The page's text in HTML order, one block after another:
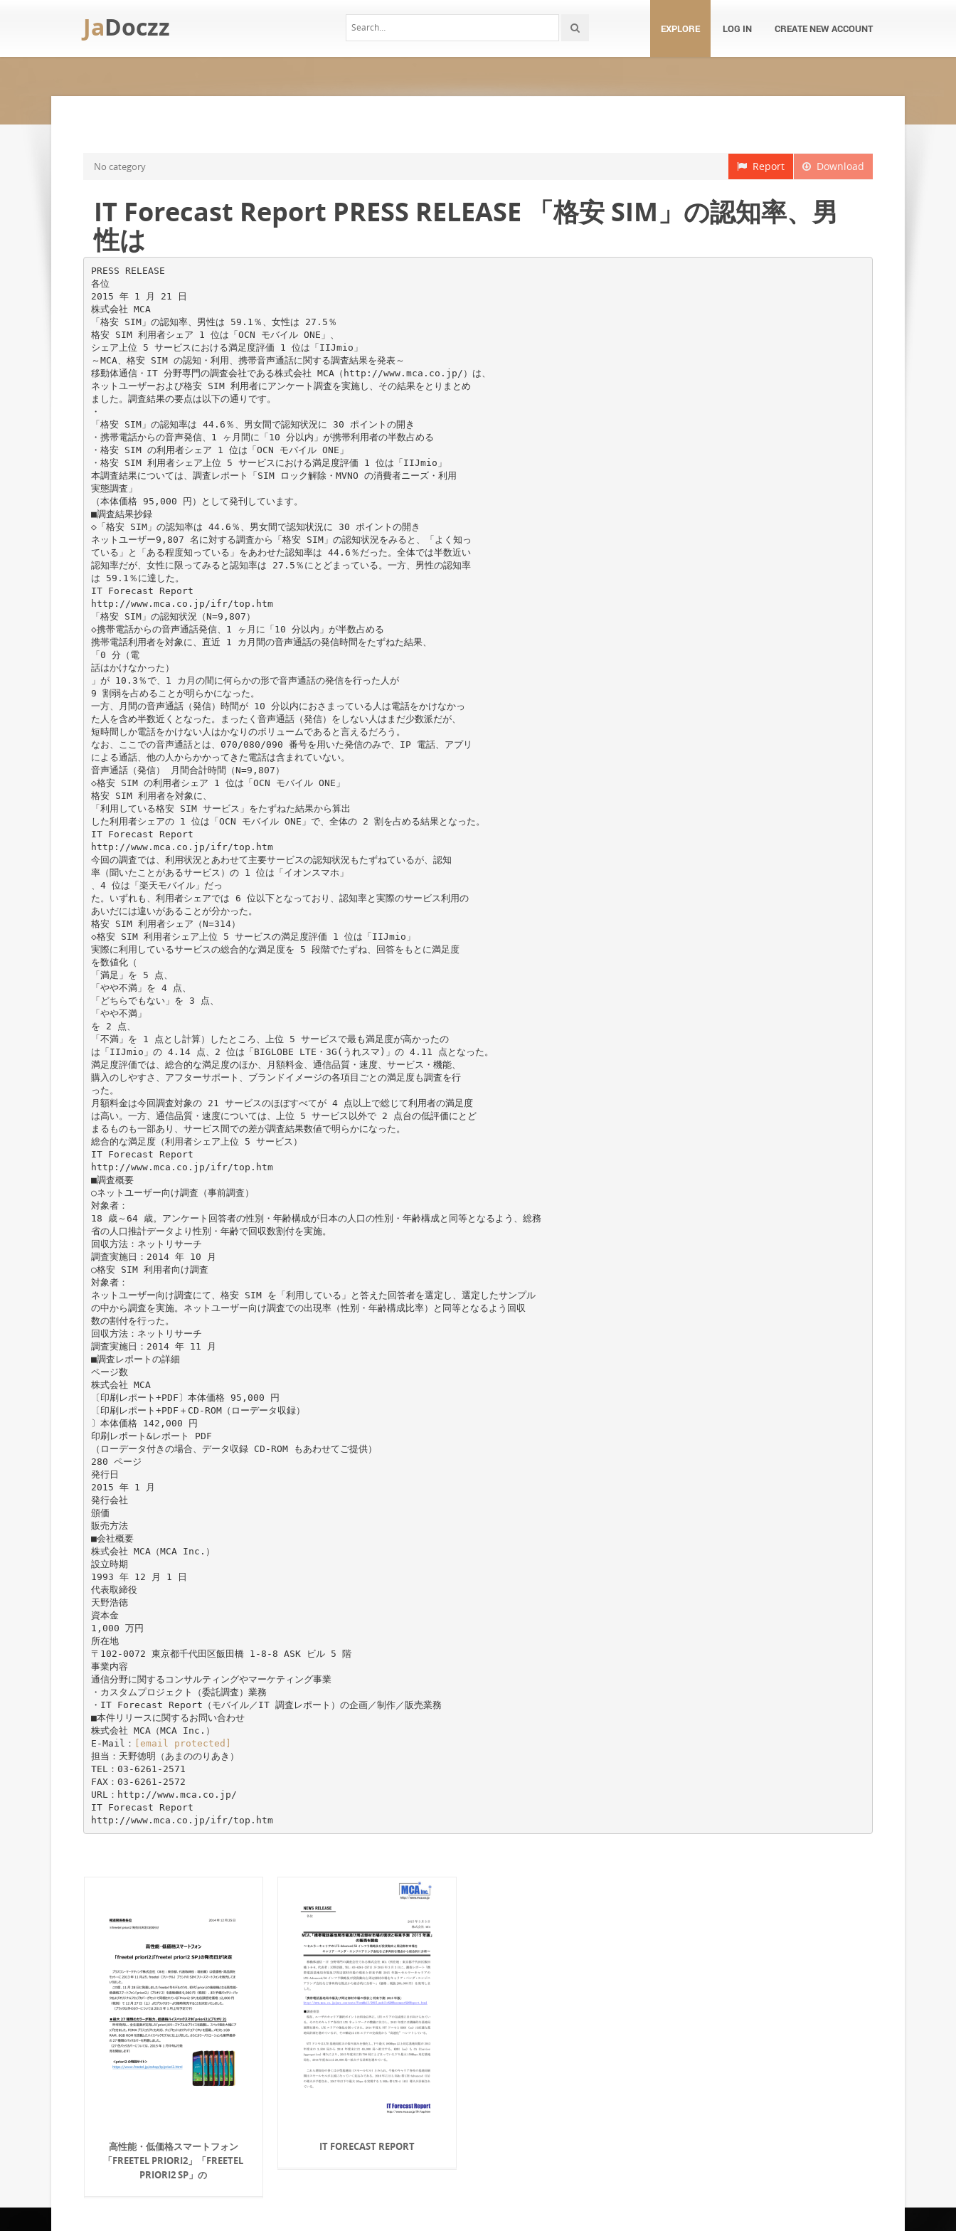
JaDoczz EXPLORE LOG IN CREATE NEW ACCOUNT
Download
Report
No category
IT Forecast Report PRESS RELEASE 「格安 SIM」の認知率、男
性は
PRESS RELEASE
各位
2015 年 1 月 21 日
株式会社 MCA
「格安 SIM」の認知率、男性は 59.1％、女性は 27.5％
格安 SIM 利用者シェア 1 位は「OCN モバイル ONE」、
シェア上位 5 サービスにおける満足度評価 1 位は「IIJmio」
～MCA、格安 SIM の認知・利用、携帯音声通話に関する調査結果を発表～
移動体通信・IT 分野専門の調査会社である株式会社 MCA（http://www.mca.co.jp/）は、
ネットユーザーおよび格安 SIM 利用者にアンケート調査を実施し、その結果をとりまとめ
ました。調査結果の要点は以下の通りです。
・
「格安 SIM」の認知率は 44.6％、男女間で認知状況に 30 ポイントの開き
・携帯電話からの音声発信、1 ヶ月間に「10 分以内」が携帯利用者の半数占める
・格安 SIM の利用者シェア 1 位は「OCN モバイル ONE」
・格安 SIM 利用者シェア上位 5 サービスにおける満足度評価 1 位は「IIJmio」
本調査結果については、調査レポート「SIM ロック解除・MVNO の消費者ニーズ・利用
実態調査」
（本体価格 95,000 円）として発刊しています。
■調査結果抄録
◇「格安 SIM」の認知率は 44.6％、男女間で認知状況に 30 ポイントの開き
ネットユーザー9,807 名に対する調査から「格安 SIM」の認知状況をみると、「よく知っ
ている」と「ある程度知っている」をあわせた認知率は 44.6％だった。全体では半数近い
認知率だが、女性に限ってみると認知率は 27.5％にとどまっている。一方、男性の認知率
は 59.1％に達した。
IT Forecast Report
http://www.mca.co.jp/ifr/top.htm
「格安 SIM」の認知状況（N=9,807）
◇携帯電話からの音声通話発信、1 ヶ月に「10 分以内」が半数占める
携帯電話利用者を対象に、直近 1 カ月間の音声通話の発信時間をたずねた結果、
「0 分（電
話はかけなかった）
」が 10.3％で、1 カ月の間に何らかの形で音声通話の発信を行った人が
9 割弱を占めることが明らかになった。
一方、月間の音声通話（発信）時間が 10 分以内におさまっている人は電話をかけなかっ
た人を含め半数近くとなった。まったく音声通話（発信）をしない人はまだ少数派だが、
短時間しか電話をかけない人はかなりのボリュームであると言えるだろう。
なお、ここでの音声通話とは、070/080/090 番号を用いた発信のみで、IP 電話、アプリ
による通話、他の人からかかってきた電話は含まれていない。
音声通話（発信） 月間合計時間（N=9,807）
◇格安 SIM の利用者シェア 1 位は「OCN モバイル ONE」
格安 SIM 利用者を対象に、
「利用している格安 SIM サービス」をたずねた結果から算出
した利用者シェアの 1 位は「OCN モバイル ONE」で、全体の 2 割を占める結果となった。
IT Forecast Report
http://www.mca.co.jp/ifr/top.htm
今回の調査では、利用状況とあわせて主要サービスの認知状況もたずねているが、認知
率（聞いたことがあるサービス）の 1 位は「イオンスマホ」
、4 位は「楽天モバイル」だっ
た。いずれも、利用者シェアでは 6 位以下となっており、認知率と実際のサービス利用の
あいだには違いがあることが分かった。
格安 SIM 利用者シェア（N=314）
◇格安 SIM 利用者シェア上位 5 サービスの満足度評価 1 位は「IIJmio」
実際に利用しているサービスの総合的な満足度を 5 段階でたずね、回答をもとに満足度
を数値化（
「満足」を 5 点、
「やや不満」を 4 点、
「どちらでもない」を 3 点、
「やや不満」
を 2 点、
「不満」を 1 点とし計算）したところ、上位 5 サービスで最も満足度が高かったの
は「IIJmio」の 4.14 点、2 位は「BIGLOBE LTE・3G(うれスマ)」の 4.11 点となった。
満足度評価では、総合的な満足度のほか、月額料金、通信品質・速度、サービス・機能、
購入のしやすさ、アフターサポート、ブランドイメージの各項目ごとの満足度も調査を行
った。
月額料金は今回調査対象の 21 サービスのほぼすべてが 4 点以上で総じて利用者の満足度
は高い。一方、通信品質・速度については、上位 5 サービス以外で 2 点台の低評価にとど
まるものも一部あり、サービス間での差が調査結果数値で明らかになった。
総合的な満足度（利用者シェア上位 5 サービス）
IT Forecast Report
http://www.mca.co.jp/ifr/top.htm
■調査概要
○ネットユーザー向け調査（事前調査）
対象者：
18 歳～64 歳。アンケート回答者の性別・年齢構成が日本の人口の性別・年齢構成と同等となるよう、総務
省の人口推計データより性別・年齢で回収数割付を実施。
回収方法：ネットリサーチ
調査実施日：2014 年 10 月
○格安 SIM 利用者向け調査
対象者：
ネットユーザー向け調査にて、格安 SIM を「利用している」と答えた回答者を選定し、選定したサンプル
の中から調査を実施。ネットユーザー向け調査での出現率（性別・年齢構成比率）と同等となるよう回収
数の割付を行った。
回収方法：ネットリサーチ
調査実施日：2014 年 11 月
■調査レポートの詳細
ページ数
株式会社 MCA
〔印刷レポート+PDF〕本体価格 95,000 円
〔印刷レポート+PDF＋CD-ROM（ローデータ収録）
〕本体価格 142,000 円
印刷レポート&レポート PDF
（ローデータ付きの場合、データ収録 CD-ROM もあわせてご提供）
280 ページ
発行日
2015 年 1 月
発行会社
頒価
販売方法
■会社概要
株式会社 MCA（MCA Inc.）
設立時期
1993 年 12 月 1 日
代表取締役
天野浩徳
資本金
1,000 万円
所在地
〒102-0072 東京都千代田区飯田橋 1-8-8 ASK ビル 5 階
事業内容
通信分野に関するコンサルティングやマーケティング事業
・カスタムプロジェクト（委託調査）業務
・IT Forecast Report（モバイル／IT 調査レポート）の企画／制作／販売業務
■本件リリースに関するお問い合わせ
株式会社 MCA（MCA Inc.）
E-Mail： [email protected]
担当：天野徳明（あまののりあき）
TEL：03-6261-2571
FAX：03-6261-2572
URL：http://www.mca.co.jp/
IT Forecast Report
http://www.mca.co.jp/ifr/top.htm
高性能・低価格スマートフォン
「FREETEL PRIORI2」「FREETEL
PRIORI2 SP」の
IT FORECAST REPORT